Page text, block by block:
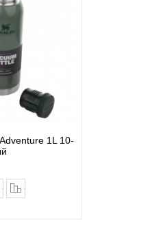
1L 10-
в закладки